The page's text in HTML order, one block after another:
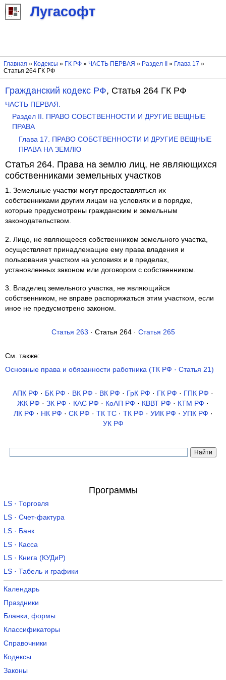
Лугасофт
Главная » Кодексы » ГК РФ» ЧАСТЬ ПЕРВАЯ » Раздел II » Глава 17 »
Статья 264 ГК РФ
Гражданский кодекс РФ, Статья 264 ГК РФ
ЧАСТЬ ПЕРВАЯ.
Раздел II. ПРАВО СОБСТВЕННОСТИ И ДРУГИЕ ВЕЩНЫЕ
ПРАВА
Глава 17. ПРАВО СОБСТВЕННОСТИ И ДРУГИЕ ВЕЩНЫЕ
ПРАВА НА ЗЕМЛЮ
Статья 264. Права на землю лиц, не являющихся
собственниками земельных участков
1. Земельные участки могут предоставляться их
собственниками другим лицам на условиях и в порядке,
которые предусмотрены гражданским и земельным
законодательством.
2. Лицо, не являющееся собственником земельного участка,
осуществляет принадлежащие ему права владения и
пользования участком на условиях и в пределах,
установленных законом или договором с собственником.
3. Владелец земельного участка, не являющийся
собственником, не вправе распоряжаться этим участком, если
иное не предусмотрено законом.
Статья 263 · Статья 264 · Статья 265
См. также:
Основные права и обязанности работника (ТК РФ · Статья 21)
АПК РФ · БК РФ · ВК РФ · ВК РФ · ГрК РФ · ГК РФ · ГПК РФ ·
ЖК РФ · ЗК РФ · КАС РФ · КоАП РФ · КВВТ РФ · КТМ РФ ·
ЛК РФ · НК РФ · СК РФ · ТК TC· ТК РФ · УИК РФ · УПК РФ ·
УК РФ
Программы
LS · Торговля
LS · Счет-фактура
LS · Банк
LS · Касса
LS · Книга (КУДиР)
LS · Табель и графики
Календарь
Праздники
Бланки, формы
Классификаторы
Справочники
Кодексы
Законы